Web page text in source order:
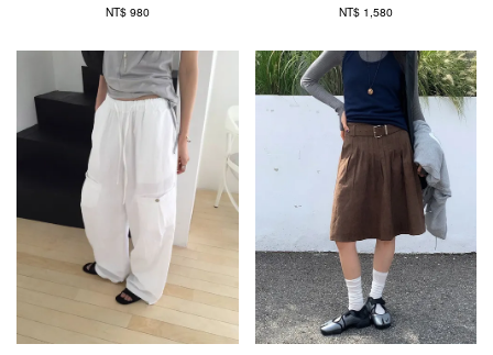
NT$ 980 NT$ 1,580